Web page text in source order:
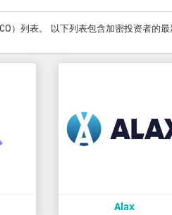
）列表。 以下列表包含加密投资者的
Alax